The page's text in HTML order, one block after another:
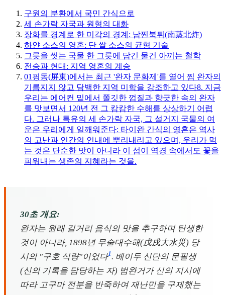
구원의 분환에서 국민 간식으로
세 손가락 자국과 원형의 대화
장화를 경계로 한 미각의 경계: 남찐북튀(南蒸北炸)
하얀 소스의 영혼: 단 쌀 소스의 균형 기술
그릇을 씻는 국물 한 그릇에 담긴 물건 아끼는 철학
전승과 현대: 지역 영혼의 계승
01 핑동(屏東)에서는 최근 '완자 문화제'를 열어 찜 완자의
기름지지 않고 담백한 지역 미학을 강조하고 있다8. 지금
우리는 에어컨 밑에서 쫄깃한 껍질과 향긋한 속의 완자
를 맛보면서 120년 전 그 캄캄한 수해를 상상하기 어렵
다. 그러나 특유의 세 손가락 자국, 그 설거지 국물의 여
운은 우리에게 일깨워준다: 타이완 간식의 영혼은 역사
의 고난과 인간의 인내에 뿌리내리고 있으며, 우리가 먹
는 것은 단순한 맛이 아니라 이 섬이 역경 속에서도 꽃을
피워내는 생존의 지혜라는 것을.
30초 개요:
완자는 원래 길거리 음식의 맛을 추구하며 탄생한
것이 아니라, 1898년 무술대수해(戊戌大水災) 당
시의 "구호 식량"이었다1. 베이두 신단의 문필생
(신의 기록을 담당하는 자) 범완거가 신의 지시에
따라 고구마 전분을 반죽하여 재난민을 구제했는